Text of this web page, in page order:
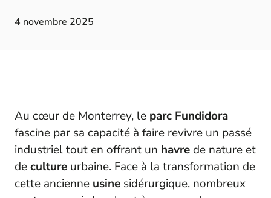
4 novembre 2025
Au cœur de Monterrey, le parc Fundidora
fascine par sa capacité à faire revivre un passé
industriel tout en offrant un havre de nature et
deculture urbaine. Face à la transformation de
cette ancienne usine sidérurgique, nombreux